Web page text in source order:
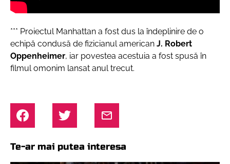
*** Proiectul Manhattan a fost dus la îndeplinire de o
echipă condusă de fizicianul american J. Robert
Oppenheimer, iar povestea acestuia a fost spusă în
filmul omonim lansat anul trecut.
Te-ar mai putea interesa